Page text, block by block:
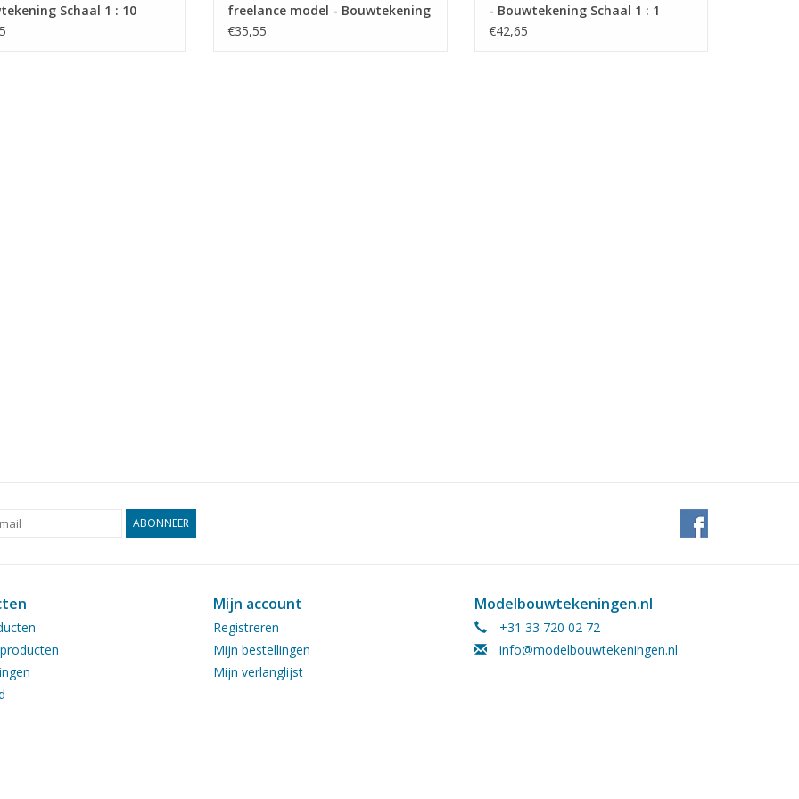
Schaal 1 : 10
freelance model - Bouwtekening
Schaal 1 : 1 (40.10.006)
€35,55
- Bouwtekening Schaal 1 : 1
(40.10.007)
€42,65
ABONNEER
Mijn account
Registreren
Mijn bestellingen
Mijn verlanglijst
Modelbouwtekeningen.nl
+31 33 720 02 72
info@modelbouwtekeningen.nl